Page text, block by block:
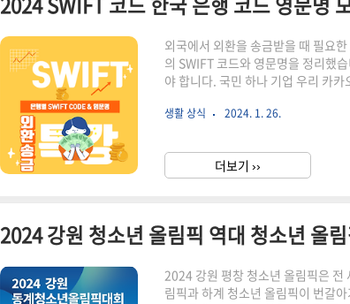
외국에서 외환을 송금받을 때 필요
의 SWIFT 코드와 영문명을 정리했
야 합니다. 국민 하나 기업 우리 카
코드입니다. SWIFT는 'Society
SWIFT는 전 세계 200여 개국의 1만
거래, 결제 등 다양한 금융 ..
생활 상식 2024. 1. 26.
더보기 ››
2024 강원 평창 청소년 올림픽은 전
림픽과 하계 청소년 올림픽이 번갈